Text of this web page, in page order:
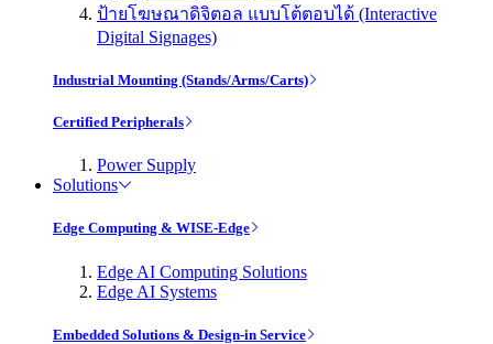
ป้ายโฆษณาดิจิตอล แบบโต้ตอบได้ (Interactive
Digital Signages)
Industrial Mounting (Stands/Arms/Carts)
Certified Peripherals
Power Supply
Solutions
Edge Computing & WISE-Edge
Edge AI Computing Solutions
Edge AI Systems
Embedded Solutions & Design-in Service